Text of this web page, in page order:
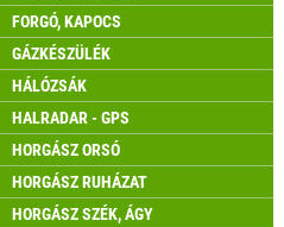
FORGÓ, KAPOCS
GÁZKÉSZÜLÉK
HÁLÓZSÁK
HALRADAR - GPS
HORGÁSZ ORSÓ
HORGÁSZ RUHÁZAT
HORGÁSZ SZÉK, ÁGY